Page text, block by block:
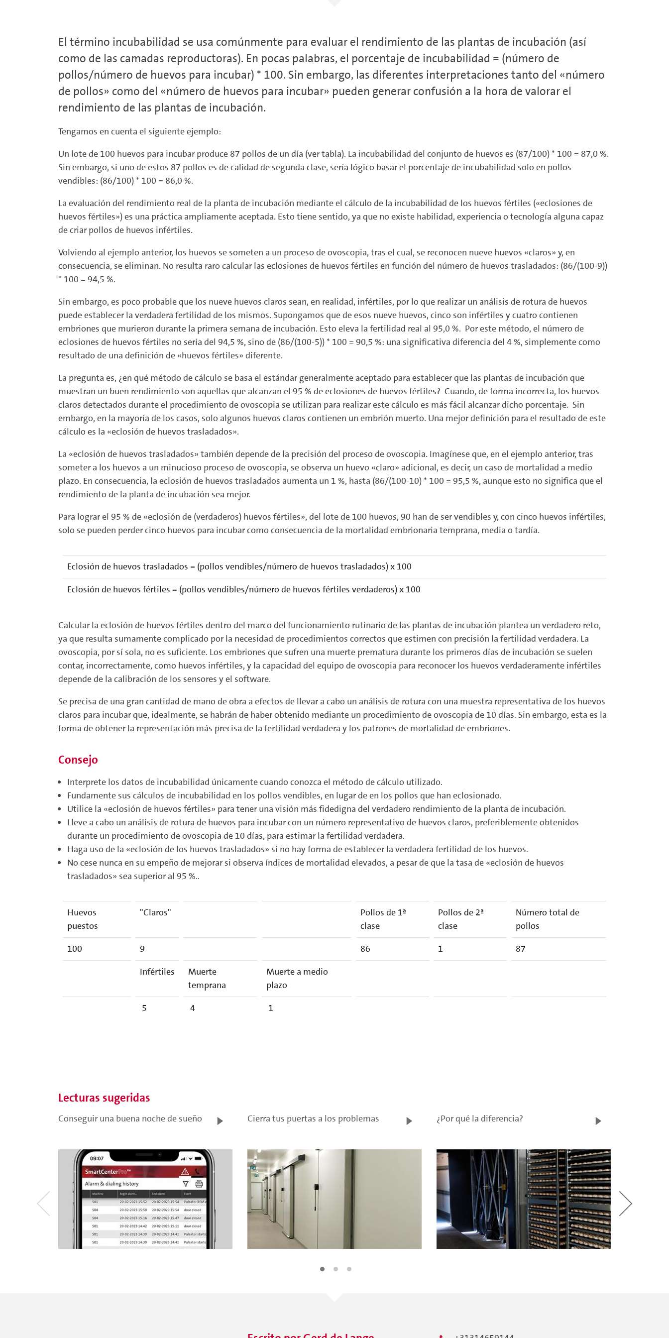
El término incubabilidad se usa comúnmente para evaluar el rendimiento de las plantas de incubación (así
como de las camadas reproductoras). En pocas palabras, el porcentaje de incubabilidad = (número de
pollos/número de huevos para incubar) * 100. Sin embargo, las diferentes interpretaciones tanto del «número
de pollos» como del «número de huevos para incubar» pueden generar confusión a la hora de valorar el
rendimiento de las plantas de incubación.
Tengamos en cuenta el siguiente ejemplo:
Un lote de 100 huevos para incubar produce 87 pollos de un día (ver tabla). La incubabilidad del conjunto de huevos es (87/100) * 100 = 87,0 %.
Sin embargo, si uno de estos 87 pollos es de calidad de segunda clase, sería lógico basar el porcentaje de incubabilidad solo en pollos
vendibles: (86/100) * 100 = 86,0 %.
La evaluación del rendimiento real de la planta de incubación mediante el cálculo de la incubabilidad de los huevos fértiles («eclosiones de
huevos fértiles») es una práctica ampliamente aceptada. Esto tiene sentido, ya que no existe habilidad, experiencia o tecnología alguna capaz
de criar pollos de huevos infértiles.
Volviendo al ejemplo anterior, los huevos se someten a un proceso de ovoscopia, tras el cual, se reconocen nueve huevos «claros» y, en
consecuencia, se eliminan. No resulta raro calcular las eclosiones de huevos fértiles en función del número de huevos trasladados: (86/(100-9))
* 100 = 94,5 %.
Sin embargo, es poco probable que los nueve huevos claros sean, en realidad, infértiles, por lo que realizar un análisis de rotura de huevos
puede establecer la verdadera fertilidad de los mismos. Supongamos que de esos nueve huevos, cinco son infértiles y cuatro contienen
embriones que murieron durante la primera semana de incubación. Esto eleva la fertilidad real al 95,0 %. Por este método, el número de
eclosiones de huevos fértiles no sería del 94,5 %, sino de (86/(100-5)) * 100 = 90,5 %: una significativa diferencia del 4 %, simplemente como
resultado de una definición de «huevos fértiles» diferente.
La pregunta es, ¿en qué método de cálculo se basa el estándar generalmente aceptado para establecer que las plantas de incubación que
muestran un buen rendimiento son aquellas que alcanzan el 95 % de eclosiones de huevos fértiles? Cuando, de forma incorrecta, los huevos
claros detectados durante el procedimiento de ovoscopia se utilizan para realizar este cálculo es más fácil alcanzar dicho porcentaje. Sin
embargo, en la mayoría de los casos, solo algunos huevos claros contienen un embrión muerto. Una mejor definición para el resultado de este
cálculo es la «eclosión de huevos trasladados».
La «eclosión de huevos trasladados» también depende de la precisión del proceso de ovoscopia. Imagínese que, en el ejemplo anterior, tras
someter a los huevos a un minucioso proceso de ovoscopia, se observa un huevo «claro» adicional, es decir, un caso de mortalidad a medio
plazo. En consecuencia, la eclosión de huevos trasladados aumenta un 1 %, hasta (86/(100-10) * 100 = 95,5 %, aunque esto no significa que el
rendimiento de la planta de incubación sea mejor.
Para lograr el 95 % de «eclosión de (verdaderos) huevos fértiles», del lote de 100 huevos, 90 han de ser vendibles y, con cinco huevos infértiles,
solo se pueden perder cinco huevos para incubar como consecuencia de la mortalidad embrionaria temprana, media o tardía.
Eclosión de huevos trasladados = (pollos vendibles/número de huevos trasladados) x 100
Eclosión de huevos fértiles = (pollos vendibles/número de huevos fértiles verdaderos) x 100
Calcular la eclosión de huevos fértiles dentro del marco del funcionamiento rutinario de las plantas de incubación plantea un verdadero reto,
ya que resulta sumamente complicado por la necesidad de procedimientos correctos que estimen con precisión la fertilidad verdadera. La
ovoscopia, por sí sola, no es suficiente. Los embriones que sufren una muerte prematura durante los primeros días de incubación se suelen
contar, incorrectamente, como huevos infértiles, y la capacidad del equipo de ovoscopia para reconocer los huevos verdaderamente infértiles
depende de la calibración de los sensores y el software.
Se precisa de una gran cantidad de mano de obra a efectos de llevar a cabo un análisis de rotura con una muestra representativa de los huevos
claros para incubar que, idealmente, se habrán de haber obtenido mediante un procedimiento de ovoscopia de 10 días. Sin embargo, esta es la
forma de obtener la representación más precisa de la fertilidad verdadera y los patrones de mortalidad de embriones.
Consejo
Interprete los datos de incubabilidad únicamente cuando conozca el método de cálculo utilizado.
Fundamente sus cálculos de incubabilidad en los pollos vendibles, en lugar de en los pollos que han eclosionado.
Utilice la «eclosión de huevos fértiles» para tener una visión más fidedigna del verdadero rendimiento de la planta de incubación.
Lleve a cabo un análisis de rotura de huevos para incubar con un número representativo de huevos claros, preferiblemente obtenidos
durante un procedimiento de ovoscopia de 10 días, para estimar la fertilidad verdadera.
Haga uso de la «eclosión de los huevos trasladados» si no hay forma de establecer la verdadera fertilidad de los huevos.
No cese nunca en su empeño de mejorar si observa índices de mortalidad elevados, a pesar de que la tasa de «eclosión de huevos
trasladados» sea superior al 95 %..
Huevos
puestos
"Claros"
Pollos de 1ª
clase
Pollos de 2ª
clase
Número total de
pollos
100
9 86 1
87
Infértiles
Muerte
temprana
Muerte a medio
plazo
5
4 1
Lecturas sugeridas
Conseguir una buena noche de sueño Cierra tus puertas a los problemas ¿Por qué la diferencia?